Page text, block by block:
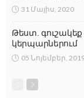
31 Մայիս, 2020
Թեստ. գուշակեք
կերպարներում
05 Նոյեմբեր,